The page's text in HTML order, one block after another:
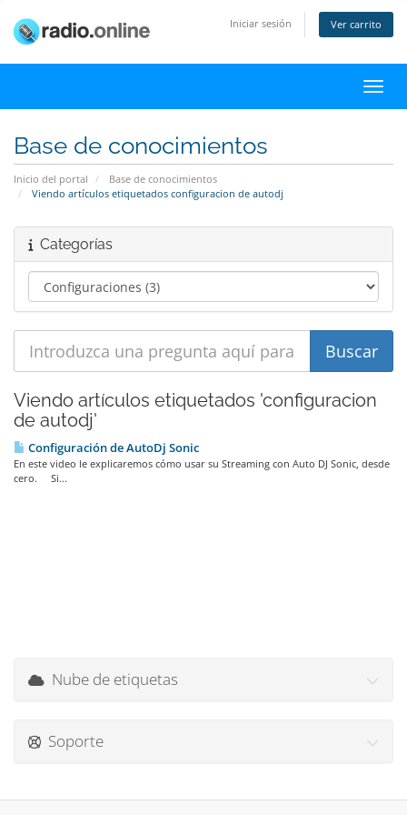
Iniciar sesión Ver carrito
Base de conocimientos
Inicio del portal
Base de conocimientos
Viendo artículos etiquetados configuracion de autodj
Categorías
Viendo artículos etiquetados 'configuracion
de autodj'
Configuración de AutoDj Sonic
En este video le explicaremos cómo usar su Streaming con Auto DJ Sonic, desde
cero. Si...
Nube de etiquetas
Soporte